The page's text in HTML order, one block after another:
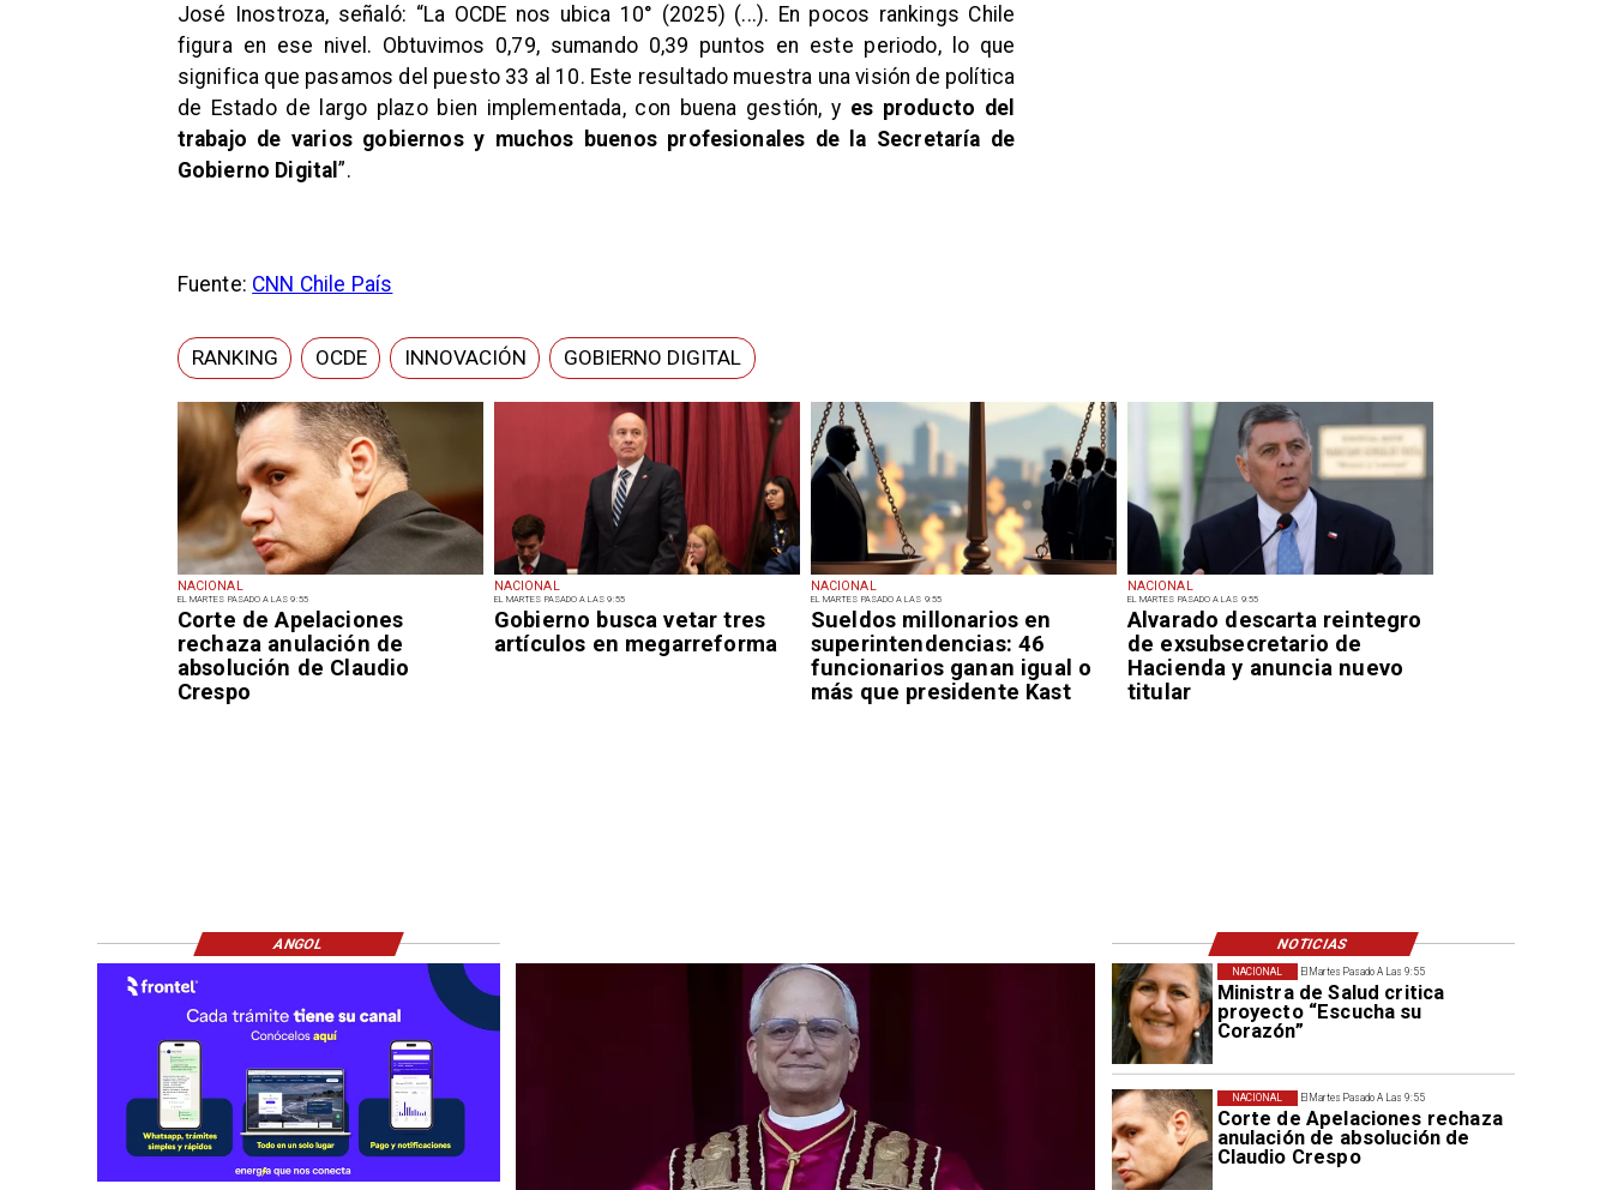
NACIONAL
EL MARTES PASADO A LAS 9:55
Corte de Apelaciones
rechaza anulación de
absolución de Claudio
Crespo
NACIONAL
EL MARTES PASADO A LAS 9:55
Gobierno busca vetar tres
artículos en megarreforma
NACIONAL
EL MARTES PASADO A LAS 9:55
Sueldos millonarios en
superintendencias: 46
funcionarios ganan igual o
más que presidente Kast
NACIONAL
EL MARTES PASADO A LAS 9:55
Alvarado descarta reintegro
de exsubsecretario de
Hacienda y anuncia nuevo
titular
José Inostroza, señaló: “La OCDE nos ubica 10° (2025) (...). En pocos rankings Chile
figura en ese nivel. Obtuvimos 0,79, sumando 0,39 puntos en este periodo, lo que
significa que pasamos del puesto 33 al 10. Este resultado muestra una visión de política
de Estado de largo plazo bien implementada, con buena gestión, y es producto del
trabajo de varios gobiernos y muchos buenos profesionales de la Secretaría de
Gobierno Digital”.
Fuente: CNN Chile País
RANKING OCDE INNOVACIÓN GOBIERNO DIGITAL
El Martes Pasado A Las 9:55
Ministra de Salud critica
proyecto “Escucha su
Corazón”
NACIONAL
El Martes Pasado A Las 9:55
Corte de Apelaciones rechaza
anulación de absolución de
Claudio Crespo
NACIONAL
ANGOL NOTICIAS